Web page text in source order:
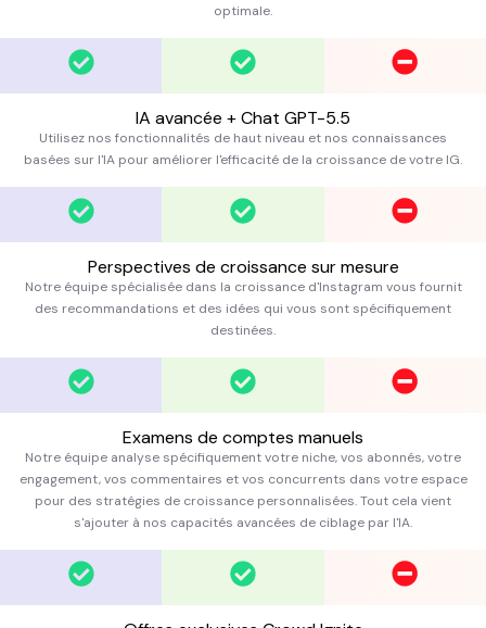
optimale.
IA avancée + Chat GPT-5.5
Utilisez nos fonctionnalités de haut niveau et nos connaissances
basées sur l'IA pour améliorer l'efficacité de la croissance de votre IG.
Perspectives de croissance sur mesure
Notre équipe spécialisée dans la croissance d'Instagram vous fournit
des recommandations et des idées qui vous sont spécifiquement
destinées.
Examens de comptes manuels
Notre équipe analyse spécifiquement votre niche, vos abonnés, votre
engagement, vos commentaires et vos concurrents dans votre espace
pour des stratégies de croissance personnalisées. Tout cela vient
s'ajouter à nos capacités avancées de ciblage par l'IA.